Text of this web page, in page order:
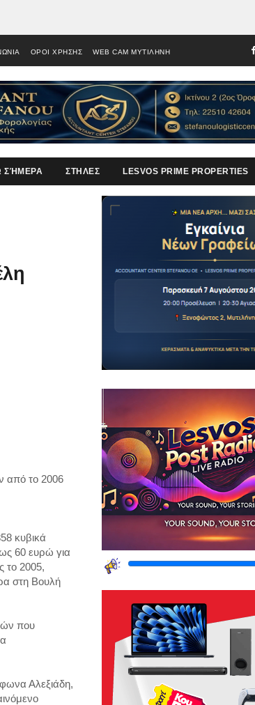
ΟΡΟΙ ΧΡΗΣΗΣ WEB CAM ΜΥΤΙΛΗΝΗ
ΣΉΜΕΡΑ ΣΤΗΛΕΣ LESVOS PRIME PROPERTIES
από το 2006
κυβικά
60 ευρώ για
το 2005,
στη Βουλή
που
Αλεξιάδη,